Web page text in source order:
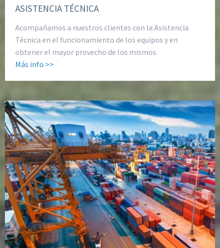
ASISTENCIA TÉCNICA
Acompañamos a nuestros clientes con la Asistencia
Técnica en el funcionamiento de los equipos y en
obtener el mayor provecho de los mismos.
Más info >>